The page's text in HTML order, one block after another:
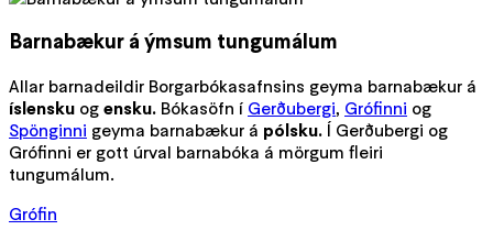
Barnabækur á ýmsum tungumálum
Allar barnadeildir Borgarbókasafnsins geyma barnabækur á
íslensku og ensku. Bókasöfn í Gerðubergi, Grófinni og
Spönginni geyma barnabækur á pólsku. Í Gerðubergi og
Grófinni er gott úrval barnabóka á mörgum fleiri
tungumálum.
Grófin